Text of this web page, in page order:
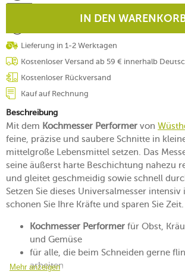
IN DEN
Lieferung in 1-2 Werktagen
Kostenloser Versand ab 59 € innerhalb
Kostenloser Rückversand
Kauf auf Rechnung
Beschreibung
Mit dem Kochmesser Performer von
feine, präzise und saubere Schnitte in
mittelgroße Lebensmittel setzen. Das
seine äußerst harte Beschichtung nahezu
und gleitet geschmeidig sowie schnell
Setzen Sie dieses Universalmesser intensiv
schonen Sie Ihre Kräfte und sparen Sie Zeit.
Kochmesser Performer für Obst,
und Gemüse
für alle, die beim Schneiden gerne
arbeiten
Mehr anzeigen